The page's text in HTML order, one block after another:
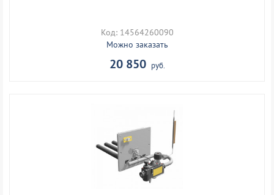
Код: 14564260090
Можно заказать
20 850 руб.